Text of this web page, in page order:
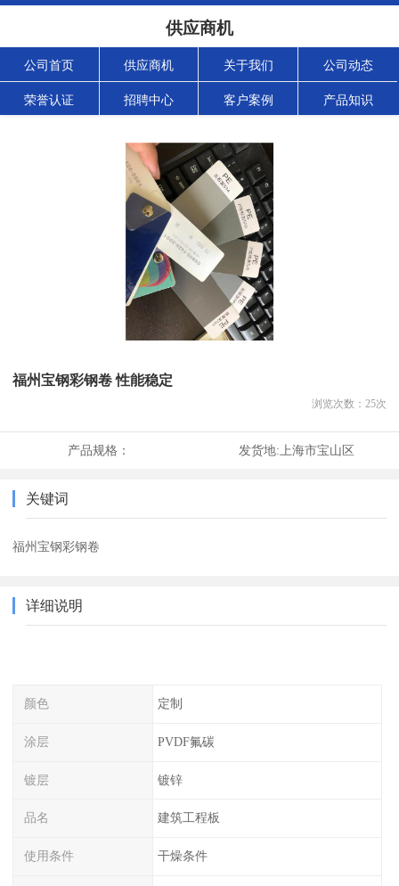
供应商机
公司首页 供应商机 关于我们 公司动态
荣誉认证 招聘中心 客户案例 产品知识
福州宝钢彩钢卷 性能稳定
浏览次数： 25次
产品规格： 发货地: 上海市宝山区
关键词
福州宝钢彩钢卷
详细说明
颜色 定制
涂层 PVDF氟碳
镀层 镀锌
品名 建筑工程板
使用条件 干燥条件